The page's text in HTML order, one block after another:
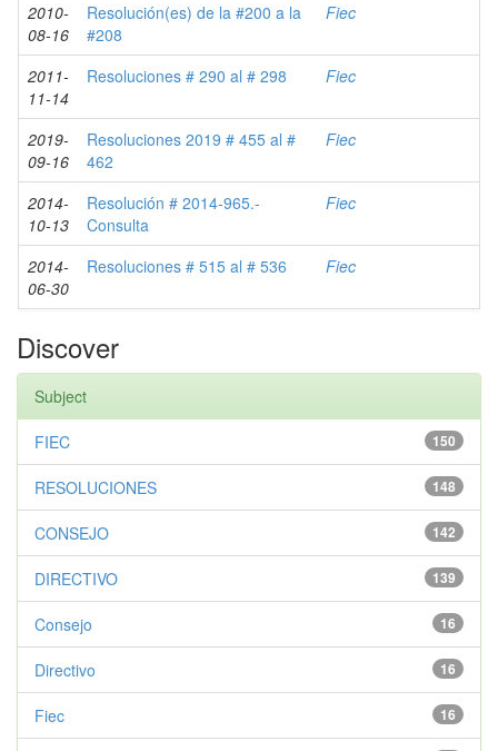
2010-
08-16
Resolución(es) de la #200 a la
#208
Fiec
2011-
11-14
Resoluciones # 290 al # 298 Fiec
2019-
09-16
Resoluciones 2019 # 455 al #
462
Fiec
2014-
10-13
Resolución # 2014-965.-
Consulta
Fiec
2014-
06-30
Resoluciones # 515 al # 536 Fiec
Discover
Subject
150
FIEC
148
RESOLUCIONES
142
CONSEJO
139
DIRECTIVO
16
Consejo
16
Directivo
16
Fiec